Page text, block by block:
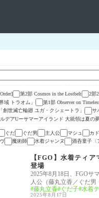
第2部 Cosmos in the Lostbelt 2部
域 トラオム」
第1部 Observer on
創世滅亡輪廻 ユガ・クシェートラ」
サ
デアUーサマーアイランド 大統領は夏の
ぐだ ぐだ男 主人公 マシュ カ
魔術師 水着ジャンヌ 酒呑童子〈
ランド 大
【FGO】水着ティ
登場
2025年8月18日、FGOサ
人公（藤丸立香／ぐだ男
藤丸立香 ぐだ子 水着
2025年8月17日